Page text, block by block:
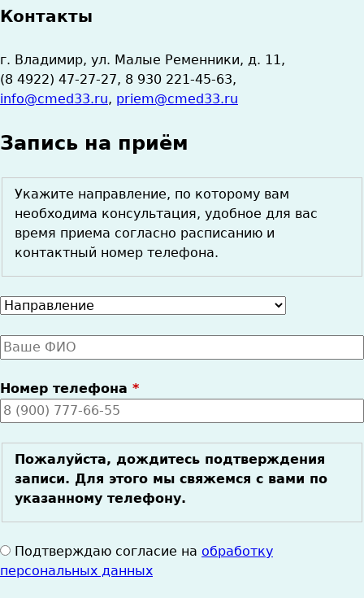
Контакты
г. Владимир, ул. Малые Ременники, д. 11,
(8 4922) 47-27-27, 8 930 221-45-63,
info@cmed33.ru, priem@cmed33.ru
Запись на приём
Укажите направление, по которому вам
необходима консультация, удобное для вас
время приема согласно расписанию и
контактный номер телефона.
Направление
Ваше
имя
*
Номер телефона *
Пожалуйста, дождитесь подтверждения
записи. Для этого мы свяжемся с вами по
указанному телефону.
Согласие
на
Подтверждаю согласие на обработку
персональных данных